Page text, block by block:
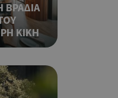
ΒΡΑΔΙΑ
ΚΙΚΗ